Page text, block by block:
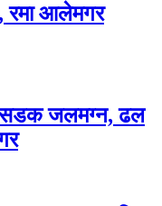
रमा आलेमगर
सडक जलमग्न, ढल